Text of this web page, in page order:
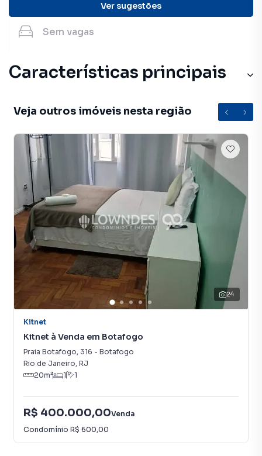
Ver sugestões
Sem vagas
Características principais
Veja outros imóveis nesta região
24
Kitnet
Kitnet à Venda em Botafogo
Praia Botafogo, 316 - Botafogo
Rio de Janeiro, RJ
20m² 1 1
R$ 400.000,00Venda
Condomínio R$ 600,00